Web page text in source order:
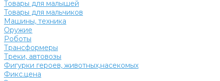
Товары для малышей
Товары для мальчиков
Машины, техника
Оружие
Роботы
Трансформеры
Треки, автовозы
Фигурки героев, животных,насекомых
Фикс.цена